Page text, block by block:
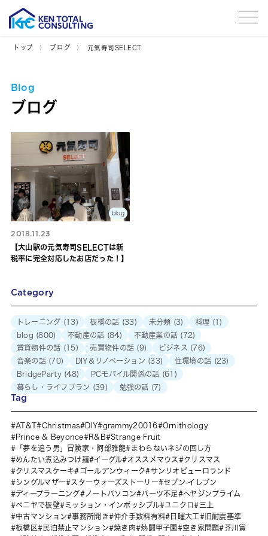
トップ ブログ 元気寿司SELECT
Blog
ブログ
blog
2018.11.23
【大山駅の元気寿司SELECTは新
税率に完全対応したお店だった！】
Category
トレーニング (13) 板橋の話 (33) 未分類 (3) 料理 (1)
blog (800) 不動産の話 (84) 不動産業の話 (72)
賃貸物件の話 (15) 売買物件の話 (9) ビジネス (76)
音楽の話(70) DIY＆リノベーション (33) 住環境の話 (23)
BridgeParty(48) PCモバイル関係の話 (61)
暮らし・ライフプラン (39) 勉強の話 (7)
Tag
AT&T Christmas DIY grammy20016
Ornithology
Prince & Beyonce
R&B
Strange Fruit
「夢を追う男」冒険家・阿部雅龍
まわらないネジの回し方
めんたい煮込みつけ麺
イーグル オススメマウス
クリスマス
クリスマスケーキ
ゴールデンウィーク
サンリオピューロランド
シングルマザー
スターウォーズストーリー
セブン-イレブン
ディープラーニング
ノートパソコン パーツ不足
ヘヤジンプライム
ベニヤで板壁
ミッション・インポッシブル ユニクロ
三上
中古マンション
事務所開き 仲介手数料有料 日曜大工
旧耐震基準
板橋区
民泊禁止マンション 焼き肉 熱闘甲子園 空き家問題
芥川賞